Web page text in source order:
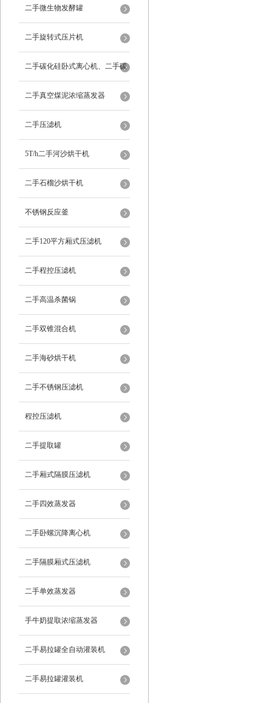
二手微生物发酵罐
二手旋转式压片机
二手碳化硅卧式离心机、二手碳
化硅分级机、二手碳化硅水洗离
心机
二手真空煤泥浓缩蒸发器
二手压滤机
5T/h二手河沙烘干机
二手石榴沙烘干机
不锈钢反应釜
二手120平方厢式压滤机
二手程控压滤机
二手高温杀菌锅
二手双锥混合机
二手海砂烘干机
二手不锈钢压滤机
程控压滤机
二手提取罐
二手厢式隔膜压滤机
二手四效蒸发器
二手卧螺沉降离心机
二手隔膜厢式压滤机
二手单效蒸发器
手牛奶提取浓缩蒸发器
二手易拉罐全自动灌装机
二手易拉罐灌装机